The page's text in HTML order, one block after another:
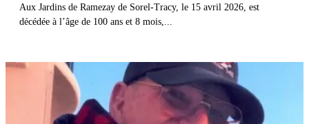
Aux Jardins de Ramezay de Sorel-Tracy, le 15 avril 2026, est
décédée à l’âge de 100 ans et 8 mois,...